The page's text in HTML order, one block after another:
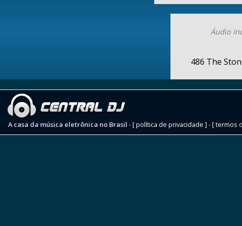
Áudio
486 The
A casa da música eletrônica no Brasil -[ política de privacidade ] -[ termos